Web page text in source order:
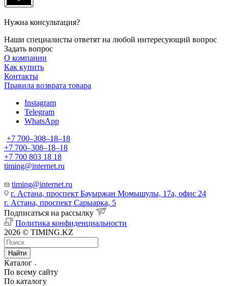
Нужна консультация?
Наши специалисты ответят на любой интересующий вопрос
Задать вопрос
О компании
Как купить
Контакты
Правила возврата товара
Instagram
Telegram
WhatsApp
+7 700‒308‒18‒18
+7 700‒308‒18‒18
+7 700 803 18 18
timing@internet.ru
timing@internet.ru
г. Астана, проспект Бауыржан Момышулы, 17а, офис 24
г. Астана, проспект Сарыарка, 5
Подписаться на рассылку
Политика конфиденциальности
2026 © TIMING.KZ
Найти
Каталог
По всему сайту
По каталогу